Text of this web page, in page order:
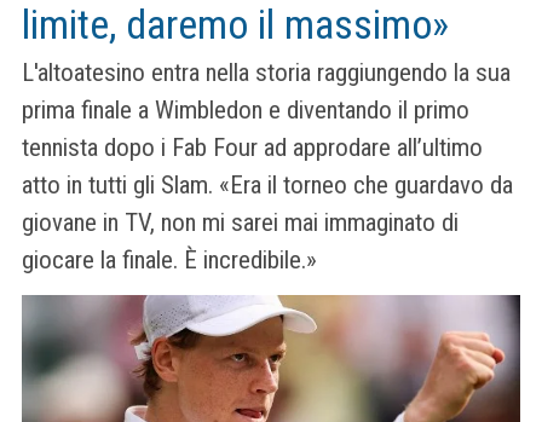
limite, daremo il massimo»
L'altoatesino entra nella storia raggiungendo la sua
prima finale a Wimbledon e diventando il primo
tennista dopo i Fab Four ad approdare all’ultimo
atto in tutti gli Slam. «Era il torneo che guardavo da
giovane in TV, non mi sarei mai immaginato di
giocare la finale. È incredibile.»